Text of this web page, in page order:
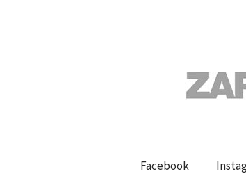
Facebook